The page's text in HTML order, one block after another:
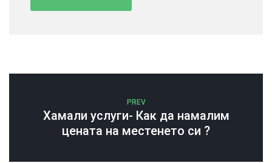
PREV
Хамали услуги- Как да намалим
цената на местенето си ?